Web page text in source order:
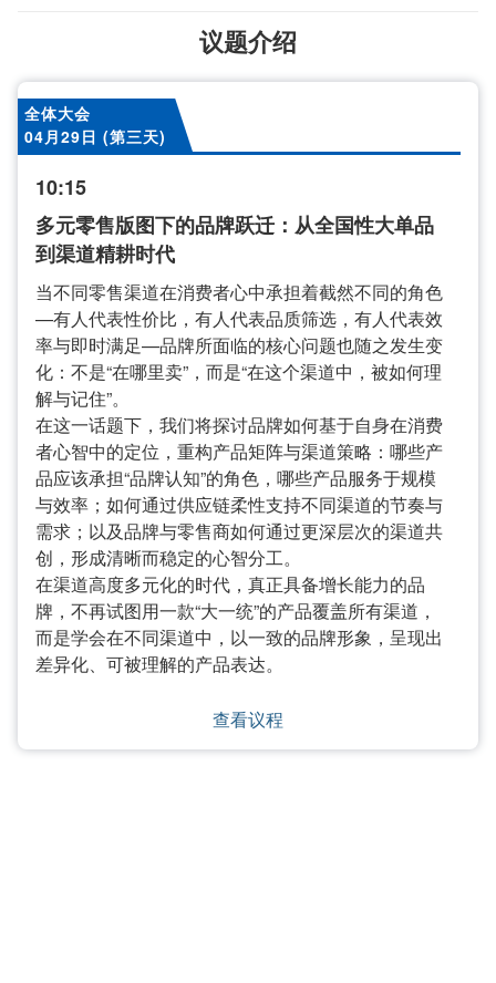
议题介绍
全体大会
04月29日 (第三天)
10:15
多元零售版图下的品牌跃迁：从全国性大单品
到渠道精耕时代
当不同零售渠道在消费者心中承担着截然不同的角色
—有人代表性价比，有人代表品质筛选，有人代表效
率与即时满足—品牌所面临的核心问题也随之发生变
化：不是“在哪里卖”，而是“在这个渠道中，被如何理
解与记住”。
在这一话题下，我们将探讨品牌如何基于自身在消费
者心智中的定位，重构产品矩阵与渠道策略：哪些产
品应该承担“品牌认知”的角色，哪些产品服务于规模
与效率；如何通过供应链柔性支持不同渠道的节奏与
需求；以及品牌与零售商如何通过更深层次的渠道共
创，形成清晰而稳定的心智分工。
在渠道高度多元化的时代，真正具备增长能力的品
牌，不再试图用一款“大一统”的产品覆盖所有渠道，
而是学会在不同渠道中，以一致的品牌形象，呈现出
差异化、可被理解的产品表达。
查看议程